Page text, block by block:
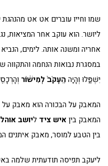
שמו וחייו עוברים אט אט מהנהגת
ליושר. הוא עוקב אחר המציאות,
אחריה ומשנה אותה. לימים,
במסגרת נבואות הנחמה והתקווה
יִשְׁפָּ֑לוּ וְהָיָ֤ה הֶֽעָקֹב֙ לְמִישׁ֔וֹר
המאבק על הבכורה הוא מאבק על
המאבק ביןאיש ציד ליושב
בין הטבע למוסר, מאבק איתנים
ליעקב תפיסה תודעתית שלמה